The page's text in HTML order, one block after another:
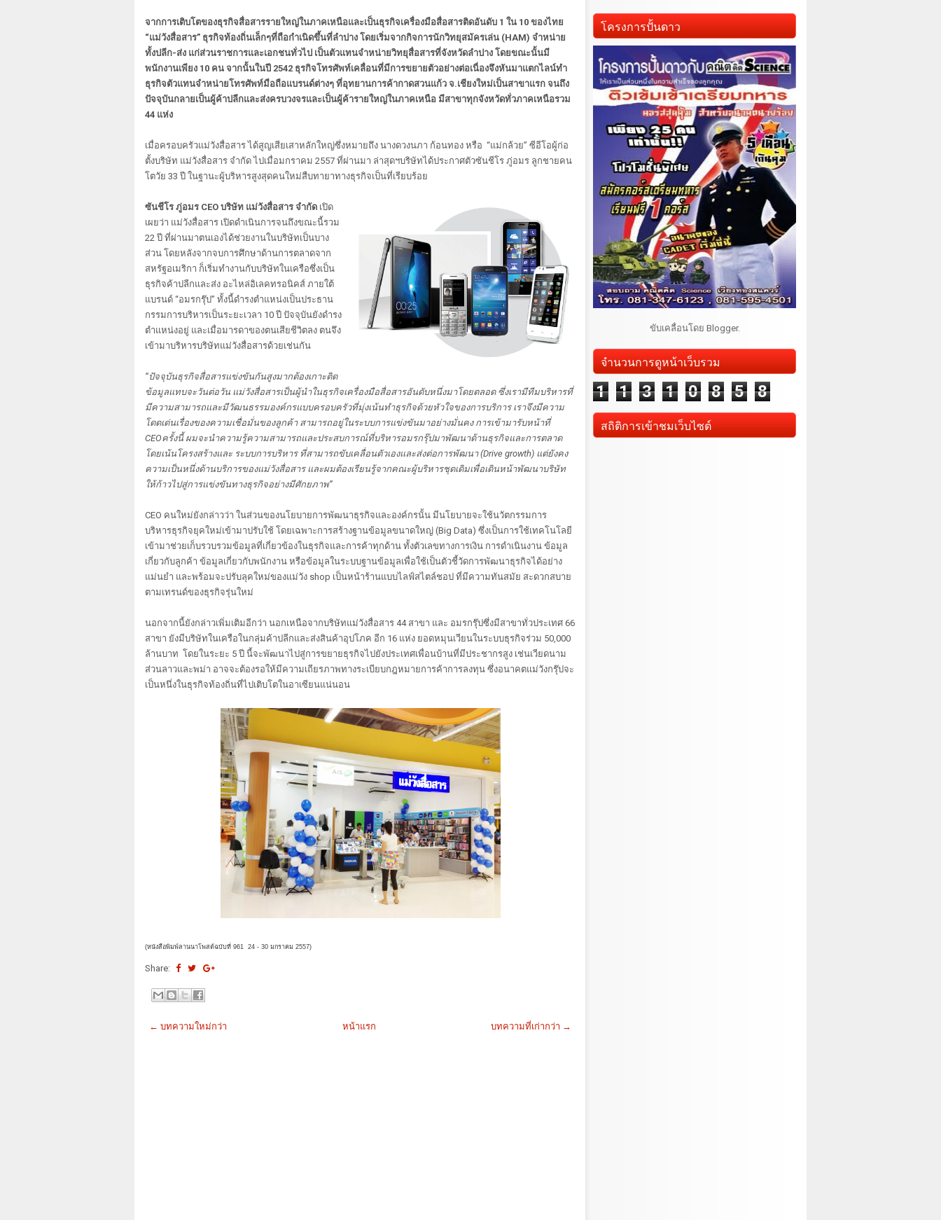
จากการเติบโตของธุรกิจสื่อสารรายใหญ่ในภาคเหนือและเป็นธุรกิจเครื่องมือสื่อสารติดอันดับ 1 ใน 10 ของไทย
“แม่วังสื่อสาร” ธุรกิจท้องถิ่นเล็กๆที่ถือกำเนิดขึ้นที่ลำปาง โดยเริ่มจากกิจการนักวิทยุสมัครเล่น (HAM) จำหน่าย
ทั้งปลีก-ส่ง แก่ส่วนราชการและเอกชนทั่วไป เป็นตัวแทนจำหน่ายวิทยุสื่อสารที่จังหวัดลำปาง โดยขณะนั้นมี
พนักงานเพียง 10 คน จากนั้นในปี 2542 ธุรกิจโทรศัพท์เคลื่อนที่มีการขยายตัวอย่างต่อเนื่องจึงหันมาแตกไลน์ทำ
ธุรกิจตัวแทนจำหน่ายโทรศัพท์มือถือแบรนด์ต่างๆ ที่อุทยานการค้ากาดสวนแก้ว จ.เชียงใหม่เป็นสาขาแรก จนถึง
ปัจจุบันกลายเป็นผู้ค้าปลีกและส่งครบวงจรและเป็นผู้ค้ารายใหญ่ในภาคเหนือ มีสาขาทุกจังหวัดทั่วภาคเหนือรวม
44 แห่ง
เมื่อครอบครัวแม่วังสื่อสาร ได้สูญเสียเสาหลักใหญ่ซึ่งหมายถึง นางดวงนภา ก้อนทอง หรือ “แม่กล้วย” ซีอีโอผู้ก่อ
ตั้งบริษัท แม่วังสื่อสาร จำกัด ไปเมื่อมกราคม 2557 ที่ผ่านมา ล่าสุดฯบริษัทได้ประกาศตัวซันชีโร ภู่อมร ลูกชายคน
โตวัย 33 ปี ในฐานะผู้บริหารสูงสุดคนใหม่สืบทายาทางธุรกิจเป็นที่เรียบร้อย
ซันชีโร ภู่อมร CEO บริษัท แม่วังสื่อสาร จำกัด เปิด
เผยว่า แม่วังสื่อสาร เปิดดำเนินการจนถึงขณะนี้รวม
22 ปี ที่ผ่านมาตนเองได้ช่วยงานในบริษัทเป็นบาง
ส่วน โดยหลังจากจบการศึกษาด้านการตลาดจาก
สหรัฐอเมริกา ก็เริ่มทำงานกับบริษัทในเครือซึ่งเป็น
ธุรกิจค้าปลีกและส่ง อะไหล่อิเลคทรอนิคส์ ภายใต้
แบรนด์ “อมรกรุ๊ป” ทั้งนี้ดำรงตำแหน่งเป็นประธาน
กรรมการบริหารเป็นระยะเวลา 10 ปี ปัจจุบันยังดำรง
ตำแหน่งอยู่ และเมื่อมารดาของตนเสียชีวิตลง ตนจึง
เข้ามาบริหารบริษัทแม่วังสื่อสารด้วยเช่นกัน
“ปัจจุบันธุรกิจสื่อสารแข่งขันกันสูงมากต้องเกาะติด
ข้อมูลแทบจะวันต่อวัน แม่วังสื่อสารเป็นผู้นำในธุรกิจเครื่องมือสื่อสารอันดับหนึ่งมาโดยตลอด ซึ่งเรามีทีมบริหารที่
มีความสามารถและมีวัฒนธรรมองค์กรแบบครอบครัวที่มุ่งเน้นทำธุรกิจด้วยหัวใจของการบริการ เราจึงมีความ
โดดเด่นเรื่องของความเชื่อมั่นของลูกค้า สามารถอยู่ในระบบการแข่งขันมาอย่างมั่นคง การเข้ามารับหน้าที่
CEOครั้งนี้ ผมจะนำความรู้ความสามารถและประสบการณ์ที่บริหารอมรกรุ๊ปมาพัฒนาด้านธุรกิจและการตลาด
โดยเน้นโครงสร้างและ ระบบการบริหาร ที่สามารถขับเคลื่อนตัวเองและส่งต่อการพัฒนา (Drive growth) แต่ยังคง
ความเป็นหนึ่งด้านบริการของแม่วังสื่อสาร และผมต้องเรียนรู้จากคณะผู้บริหารชุดเดิมเพื่อเดินหน้าพัฒนาบริษัท
ให้ก้าวไปสู่การแข่งขันทางธุรกิจอย่างมีศักยภาพ”
CEO คนใหม่ยังกล่าวว่า ในส่วนของนโยบายการพัฒนาธุรกิจและองค์กรนั้น มีนโยบายจะใช้นวัตกรรมการ
บริหารธุรกิจยุคใหม่เข้ามาปรับใช้ โดยเฉพาะการสร้างฐานข้อมูลขนาดใหญ่ (Big Data) ซึ่งเป็นการใช้เทคโนโลยี
เข้ามาช่วยเก็บรวบรวมข้อมูลที่เกี่ยวข้องในธุรกิจและการค้าทุกด้าน ทั้งตัวเลขทางการเงิน การดำเนินงาน ข้อมูล
เกี่ยวกับลูกค้า ข้อมูลเกี่ยวกับพนักงาน หรือข้อมูลในระบบฐานข้อมูลเพื่อใช้เป็นตัวชี้วัดการพัฒนาธุรกิจได้อย่าง
แม่นยำ และพร้อมจะปรับลุคใหม่ของแม่วัง shop เป็นหน้าร้านแบบไลฟ์สไตล์ชอป ที่มีความทันสมัย สะดวกสบาย
ตามเทรนด์ของธุรกิจรุ่นใหม่
นอกจากนี้ยังกล่าวเพิ่มเติมอีกว่า นอกเหนือจากบริษัทแม่วังสื่อสาร 44 สาขา และ อมรกรุ๊ปซึ่งมีสาขาทั่วประเทศ 66
สาขา ยังมีบริษัทในเครือในกลุ่มค้าปลีกและส่งสินค้าอุปโภค อีก 16 แห่ง ยอดหมุนเวียนในระบบธุรกิจร่วม 50,000
ล้านบาท โดยในระยะ 5 ปี นี้จะพัฒนาไปสู่การขยายธุรกิจไปยังประเทศเพื่อนบ้านที่มีประชากรสูง เช่นเวียดนาม
ส่วนลาวและพม่า อาจจะต้องรอให้มีความเถียรภาพทางระเบียบกฎหมายการค้าการลงทุน ซึ่งอนาคตแม่วังกรุ๊ปจะ
เป็นหนึ่งในธุรกิจท้องถิ่นที่ไปเติบโตในอาเซียนแน่นอน
(หนังสือพิมพ์ลานนาโพสต์ฉบับที่ 961 24 - 30 มกราคม 2557)
Share:
← บทความใหม่กว่า บทความที่เก่ากว่า →
หน้าแรก
โครงการปั้นดาว
ขับเคลื่อนโดย Blogger.
จำนวนการดูหน้าเว็บรวม
1 1 3 1 0 8 5 8
สถิติการเข้าชมเว็บไซต์